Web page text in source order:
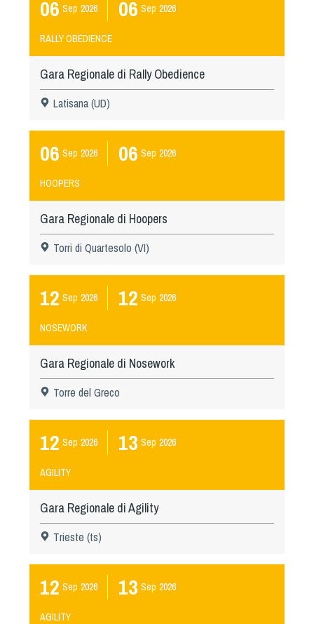
06 Sep 2026 06 Sep 2026
RALLY OBEDIENCE
Gara Regionale di Rally Obedience
Latisana (UD)
06 Sep 2026 06 Sep 2026
HOOPERS
Gara Regionale di Hoopers
Torri di Quartesolo (VI)
12 Sep 2026 12 Sep 2026
NOSEWORK
Gara Regionale di Nosework
Torre del Greco
12 Sep 2026 13 Sep 2026
AGILITY
Gara Regionale di Agility
Trieste (ts)
12 Sep 2026 13 Sep 2026
AGILITY